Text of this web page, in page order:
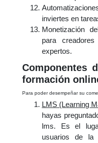
inviertes en
Monetización
para
expertos.
Componentes
formación
Para poder desempeñar su
LMS (Learning
hayas
lms. Es el
usuarios de la